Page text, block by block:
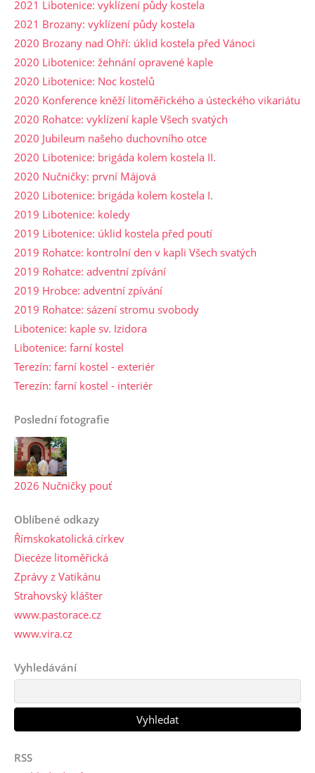
2021 Libotenice: vyklízení půdy kostela
2021 Brozany: vyklízení půdy kostela
2020 Brozany nad Ohří: úklid kostela před Vánoci
2020 Libotenice: žehnání opravené kaple
2020 Libotenice: Noc kostelů
2020 Konference kněží litoměřického a ústeckého vikariátu
2020 Rohatce: vyklízení kaple Všech svatých
2020 Jubileum našeho duchovního otce
2020 Libotenice: brigáda kolem kostela II.
2020 Nučničky: první Májová
2020 Libotenice: brigáda kolem kostela I.
2019 Libotenice: koledy
2019 Libotenice: úklid kostela před poutí
2019 Rohatce: kontrolní den v kapli Všech svatých
2019 Rohatce: adventní zpívání
2019 Hrobce: adventní zpívání
2019 Rohatce: sázení stromu svobody
Libotenice: kaple sv. Izidora
Libotenice: farní kostel
Terezín: farní kostel - exteriér
Terezín: farní kostel - interiér
Poslední fotografie
2026 Nučničky pouť
Oblíbené odkazy
Římskokatolická církev
Diecéze litoměřická
Zprávy z Vatikánu
Strahovský klášter
www.pastorace.cz
www.vira.cz
Vyhledávání
RSS